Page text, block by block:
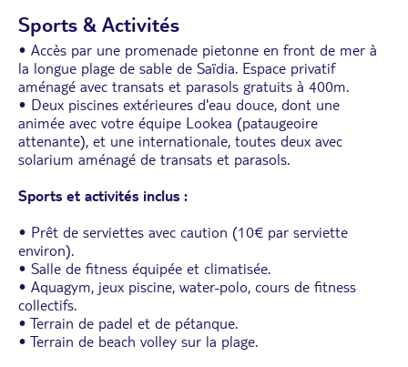
Sports & Activités
• Accès par une promenade pietonne en front de mer à
la longue plage de sable de Saïdia. Espace privatif
aménagé avec transats et parasols gratuits à 400m.
• Deux piscines extérieures d'eau douce, dont une
animée avec votre équipe Lookea (pataugeoire
attenante), et une internationale, toutes deux avec
solarium aménagé de transats et parasols.
Sports et activités inclus :
• Prêt de serviettes avec caution (10€ par serviette
environ).
• Salle de fitness équipée et climatisée.
• Aquagym, jeux piscine, water-polo, cours de fitness
collectifs.
• Terrain de padel et de pétanque.
• Terrain de beach volley sur la plage.